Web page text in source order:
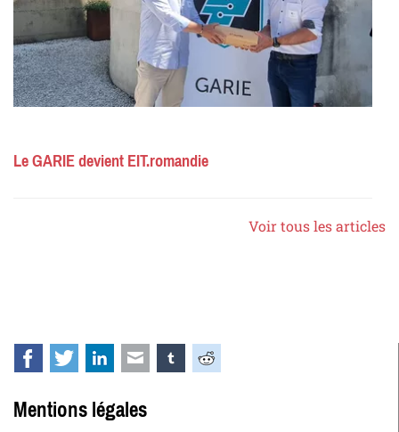
Le GARIE devient EIT.romandie
Voir tous les articles
Facebook
TwitterLinkedInE-mail tumblrReddit
Mentions légales